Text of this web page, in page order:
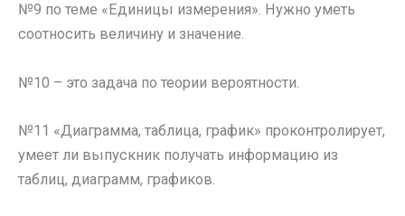
№9 по теме «Единицы измерения». Нужно уметь
соотносить величину и значение.
№10 – это задача по теории вероятности.
№11 «Диаграмма, таблица, график» проконтролирует,
умеет ли выпускник получать информацию из
таблиц, диаграмм, графиков.